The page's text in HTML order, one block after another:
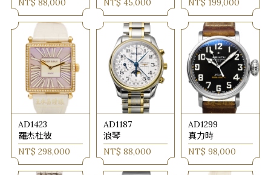
NT$ 88,000
NT$ 45,000
NT$ 199,000
AD1423
羅杰杜彼
NT$ 298,000
AD1187
浪琴
NT$ 88,000
AD1299
真力時
NT$ 98,000